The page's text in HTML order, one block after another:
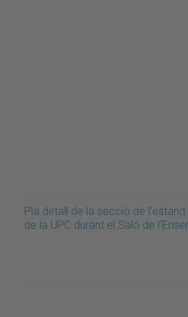
Pla detall de la secció de l'estand
de la UPC durant el Saló de